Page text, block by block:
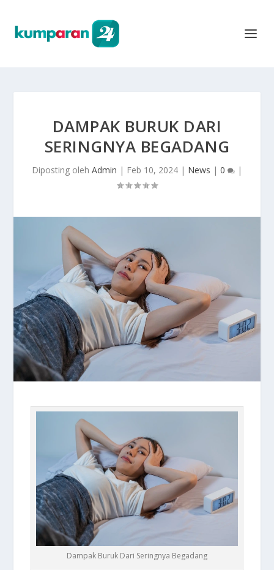
DAMPAK BURUK DARI
SERINGNYA BEGADANG
Diposting oleh Admin | Feb 10, 2024 | News | 0 |
Dampak Buruk Dari Seringnya Begadang